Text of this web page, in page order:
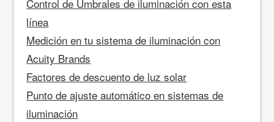
Control de Umbrales de iluminación con esta
línea
Medición en tu sistema de iluminación con
Acuity Brands
Factores de descuento de luz solar
Punto de ajuste automático en sistemas de
iluminación